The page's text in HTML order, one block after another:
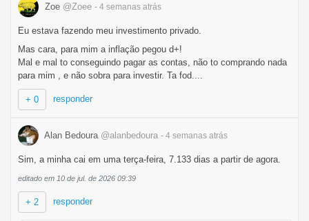
Zoe @Zoee - 4 semanas atrás
Eu estava fazendo meu investimento privado.
Mas cara, para mim a inflação pegou d+!
Mal e mal to conseguindo pagar as contas, não to comprando nada
para mim , e não sobra para investir. Ta fod....
+ 0 responder
Alan Bedoura @alanbedoura - 4 semanas atrás
Sim, a minha cai em uma terça-feira, 7.133 dias a partir de agora.
editado em 10 de jul. de 2026 09:39
+ 2 responder